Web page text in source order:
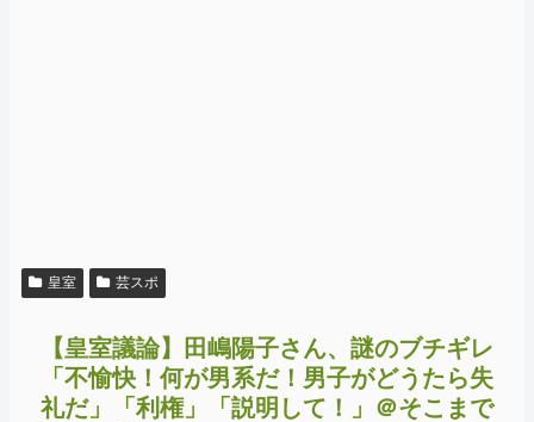
皇室 芸スポ
【皇室議論】田嶋陽子さん、謎のブチギレ
「不愉快！何が男系だ！男子がどうたら失
礼だ」「利権」「説明して！」＠そこまで